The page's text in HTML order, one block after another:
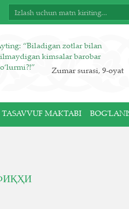
“Biladigan zotlar bilan
kimsalar barobar
Zumar surasi, 9-oyat
TASAVVUF MAKTABI